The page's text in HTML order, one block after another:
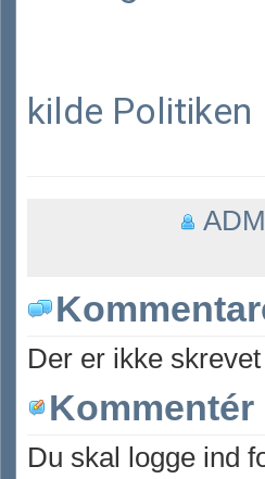
kilde Politiken
ADM
Der er ikke
Kommentér
Du skal logge ind